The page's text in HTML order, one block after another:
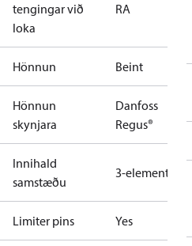
tengingar við
loka
RA
Hönnun Beint
Hönnun
skynjara
Danfoss
Regus®
Innihald
samstæðu
3-elements
Limiter pins Yes